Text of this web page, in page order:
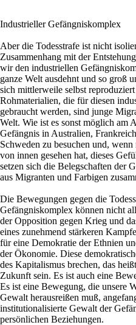
Industrieller Gefängniskomplex
Aber die Todesstrafe ist nicht
Zusammenhang mit der
wir den industriellen
ganze Welt ausdehnt und so groß
sich mittlerweile selbst
Rohmaterialien, die für diesen
gebraucht werden, sind junge
Welt. Wie ist es sonst möglich am
Gefängnis in Australien,
Schweden zu besuchen und,
von innen gesehen hat, dieses
setzen sich die Belegschaften der
aus Migranten und Farbigen
Die Bewegungen gegen die
Gefängniskomplex können nicht
der Opposition gegen Krieg und
eines zunehmend stärkeren
für eine Demokratie der Ethnien
der Ökonomie. Diese
des Kapitalismus brechen, das
Zukunft sein. Es ist auch eine
Es ist eine Bewegung, die unsere
Gewalt herausreißen muß,
institutionalisierte Gewalt der
persönlichen Beziehungen.